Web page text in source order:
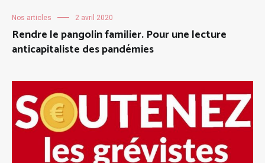
Nos articles 2 avril 2020
Rendre le pangolin familier. Pour une lecture
anticapitaliste des pandémies